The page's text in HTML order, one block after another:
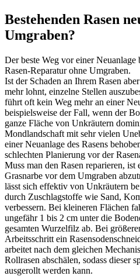
Bestehenden Rasen
Umgraben?
Der beste Weg vor einer
Rasen-Reparatur ohne Umgraben.
Ist der Schaden an Ihrem Rasen
mehr lohnt, einzelne Stellen
führt oft kein Weg mehr an einer
beispielsweise der Fall, wenn der
ganze Fläche von Unkräutern
Mondlandschaft mit sehr vielen
einer Neuanlage des Rasens
schlechten Planierung vor der
Muss man den Rasen reparieren,
Grasnarbe vor dem Umgraben
lässt sich effektiv von Unkräutern
durch Zuschlagstoffe wie Sand,
verbessern. Bei kleineren Flächen
ungefähr 1 bis 2 cm unter die
gesamten Wurzelfilz ab. Bei
Arbeitsschritt ein
arbeitet nach dem gleichen
Rollrasen abschälen, sodass dieser
ausgerollt werden kann.